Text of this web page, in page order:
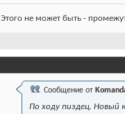
Этого не может быть -
Сообщение от
По ходу пиздец. Новый